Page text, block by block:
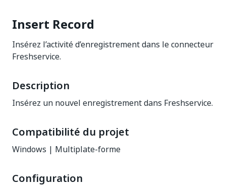
Insert Record
Insérez l’activité d’enregistrement dans le connecteur
Freshservice.
Description
Insérez un nouvel enregistrement dans Freshservice.
Compatibilité du projet
Windows | Multiplate-forme
Configuration